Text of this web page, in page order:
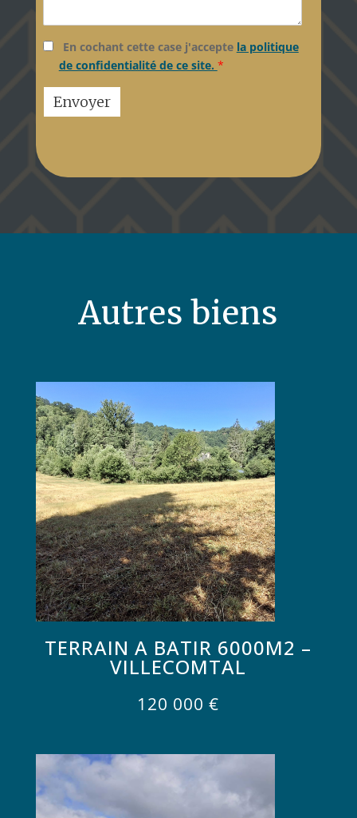
En cochant cette case j'accepte la politique
de confidentialité de ce site. *
Autres biens
TERRAIN A BATIR 6000M2 –
VILLECOMTAL
120 000€